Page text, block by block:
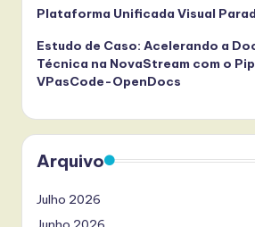
Plataforma Unificada Visual
Estudo de Caso: Acelerando a
Técnica na NovaStream com o
VPasCode-OpenDocs
Arquivo
Julho 2026